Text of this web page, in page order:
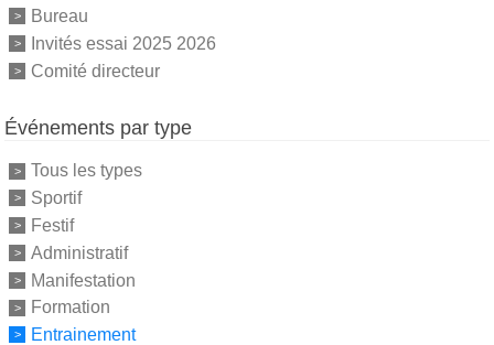
Bureau
Invités essai 2025 2026
Comité directeur
Événements par type
Tous les types
Sportif
Festif
Administratif
Manifestation
Formation
Entrainement